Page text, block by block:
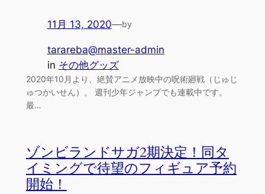
11月 13, 2020—by
tarareba@master-admin
in その他グッズ
2020年10月より、絶賛アニメ放映中の呪術廻戦（じゅじ
ゅつかいせん）。 週刊少年ジャンプでも連載中です。
最…
ゾンビランドサガ2期決定！同タ
イミングで待望のフィギュア予約
開始！